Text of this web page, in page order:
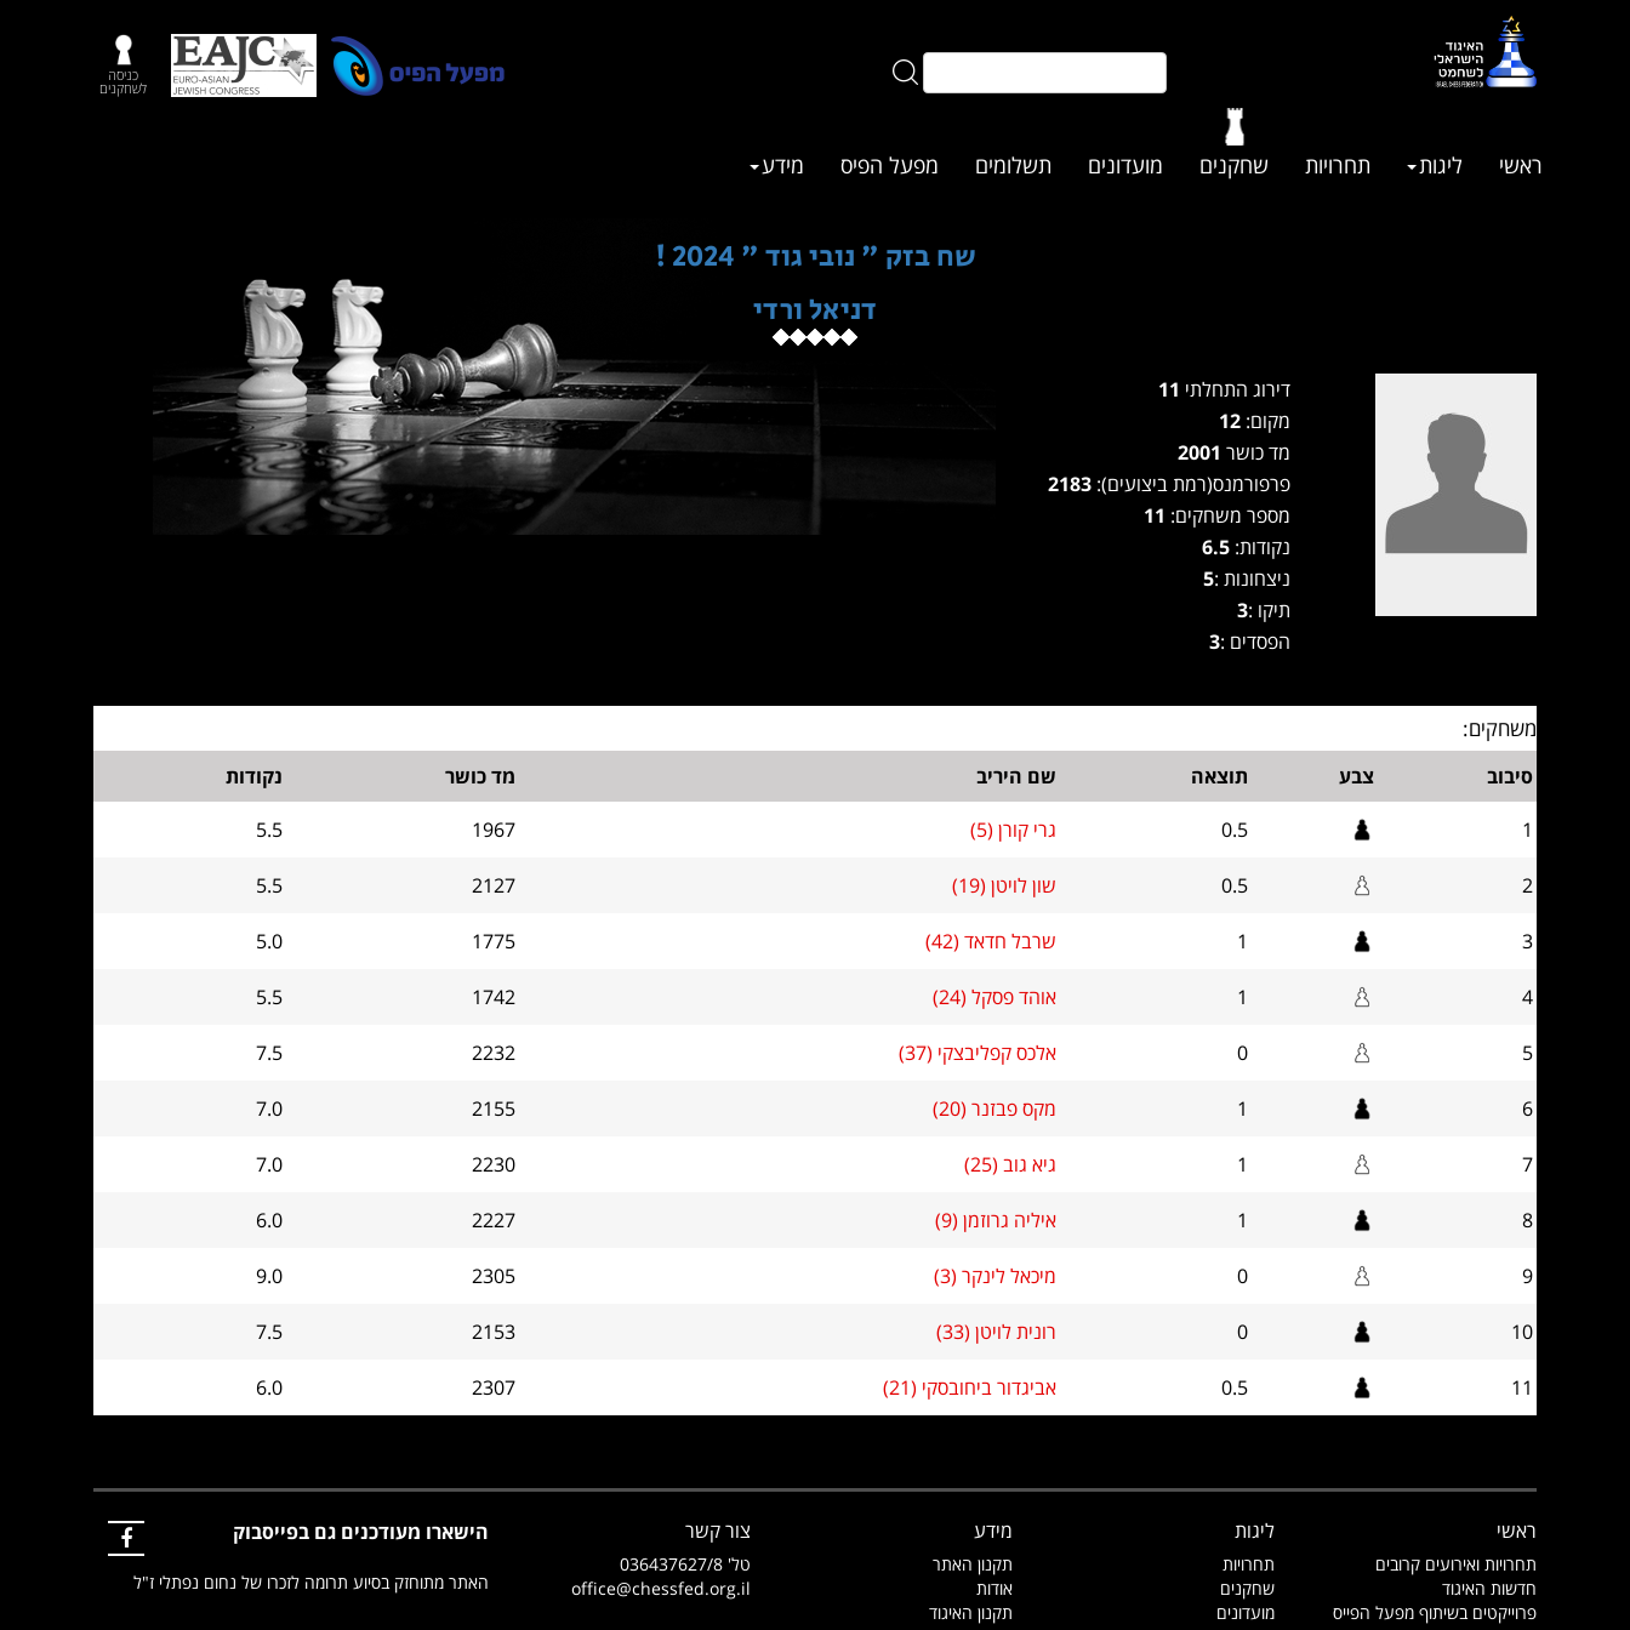
כניסה
לשחקנים
ראשי ליגות תחרויות שחקנים מועדונים תשלומים מפעל הפיס מידע
שח בזק " נובי גוד " 2024 !
דניאל ורדי
דירוג התחלתי
מקום: 12
מד כושר
פרפורמנס(רמת ביצועים): 2183
מספר משחקים:
נקודות:6.5
ניצחונות :5
תיקו :3
הפסדים :3
משחקים:
סיבוב צבע תוצאה שם היריב מד כושר
נקודות
1
0.5 גרי קורן (5) 1967
5.5
2
0.5 שון לויטן (19) 2127
5.5
3
1 שרבל חדאד (42) 1775
5.0
4
1 אוהד פסקל (24) 1742
5.5
5
0 אלכס קפליבצקי (37) 2232
7.5
6
1 מקס פבזנר (20) 2155
7.0
7
1 גיא גוב (25) 2230
7.0
8
1 איליה גרוזמן (9) 2227
6.0
9
0 מיכאל לינקר (3) 2305
9.0
10
0 רונית לויטן (33) 2153
7.5
11
0.5 אביגדור ביחובסקי (21) 2307
6.0
ראשי
תחרויות ואירועים קרובים
חדשות האיגוד
פרוייקטים בשיתוף מפעל הפייס
ליגות
תחרויות
שחקנים
מועדונים
מידע
תקנון האתר
אודות
תקנון האיגוד
צור קשר
טל' 036437627/8
office@chessfed.org.il
הישארו מעודכנים גם בפייסבוק
האתר מתוחזק בסיוע תרומה לזכרו של נחום נפתלי ז"ל